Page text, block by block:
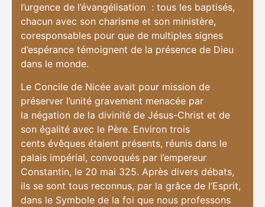
l’urgence de l’évangélisation : tous les baptisés,
chacun avec son charisme et son ministère,
coresponsables pour que de multiples signes
d’espérance témoignent de la présence de Dieu
dans le monde.
Le Concile de Nicée avait pour mission de
préserver l’unité gravement menacée par
la négation de la divinité de Jésus-Christ et de
son égalité avec le Père. Environ trois
cents évêques étaient présents, réunis dans le
palais impérial, convoqués par l’empereur
Constantin, le 20 mai 325. Après divers débats,
ils se sont tous reconnus, par la grâce de l’Esprit,
dans le Symbole de la foi que nous professons